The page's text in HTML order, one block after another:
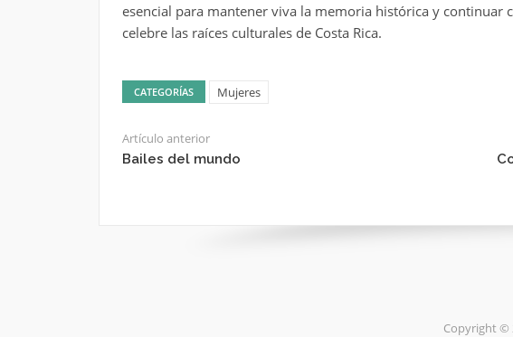
esencial para mantener viva la memoria histórica y continuar
celebre las raíces culturales de Costa Rica.
CATEGORÍAS Mujeres
Artículo anterior
Bailes del mundo
Copyright ©